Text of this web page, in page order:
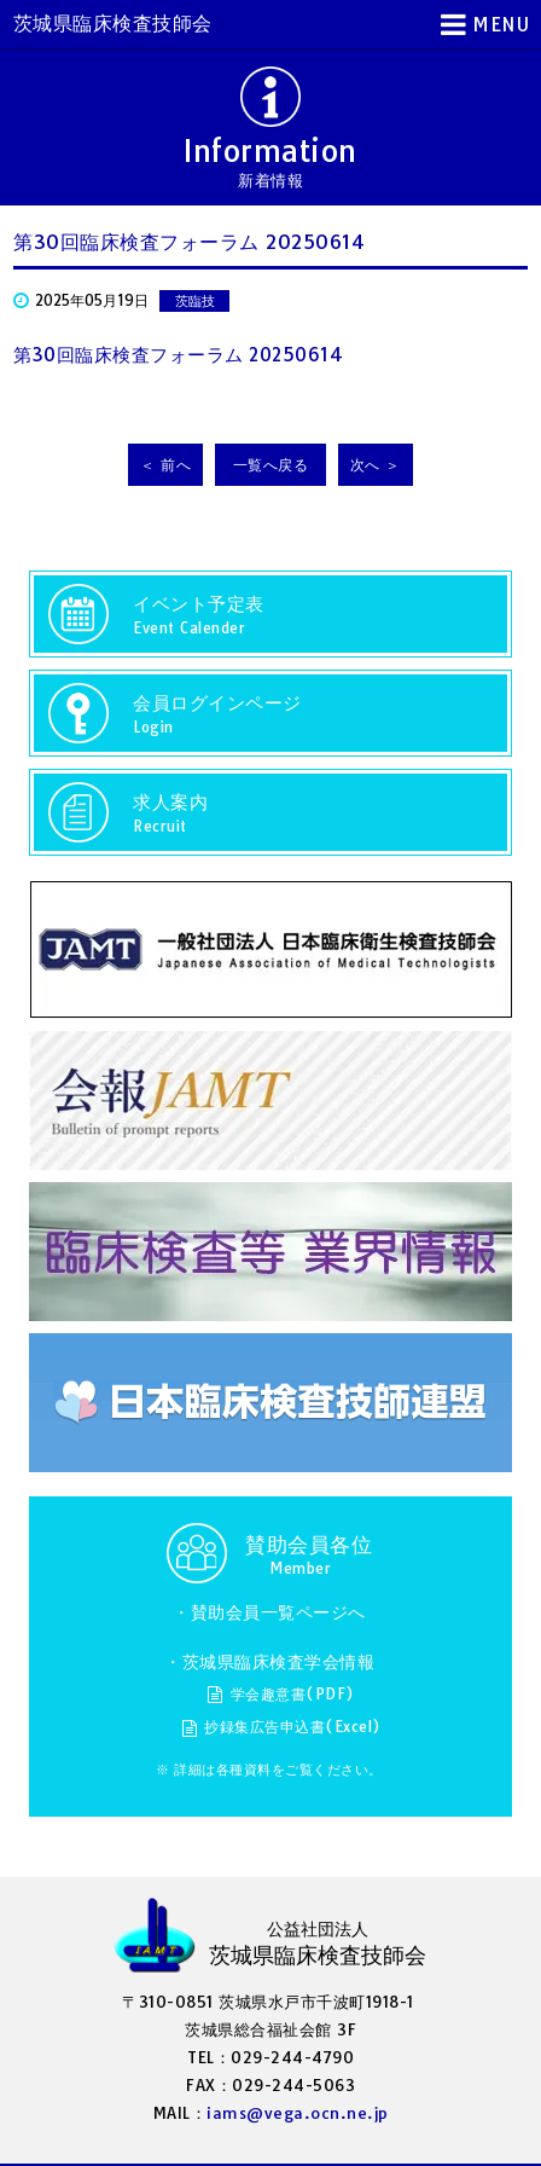
MENU
茨城県臨床検査技師会
Information
新着情報
第30回臨床検査フォーラム 20250614
2025年05月19日 茨臨技
第30回臨床検査フォーラム 20250614
＜ 前へ 一覧へ戻る 次へ ＞
イベント予定表
Event Calender
会員ログインページ
Login
求人案内
Recruit
賛助会員各位
Member
・ 賛助会員一覧ページへ
・茨城県臨床検査学会情報
学会趣意書(PDF)
抄録集広告申込書(Excel)
※ 詳細は各種資料をご覧ください。
公益社団法人
茨城県臨床検査技師会
〒310-0851 茨城県水戸市千波町1918-1
茨城県総合福祉会館 3F
TEL：029-244-4790
FAX：029-244-5063
MAIL： iams@vega.ocn.ne.jp